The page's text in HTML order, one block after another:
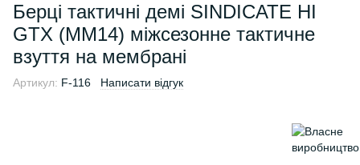
Берці тактичні демі SINDICATE HI
GTX (MM14) міжсезонне тактичне
взуття на мембрані
Артикул: F-116 Написати відгук